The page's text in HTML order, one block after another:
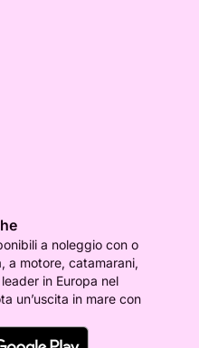
a noleggio con o
a motore, catamarani,
in Europa nel
un’uscita in mare con